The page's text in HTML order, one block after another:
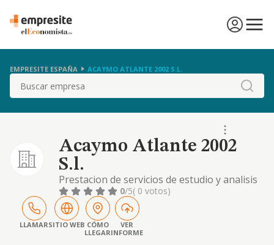
EMPRESITE ESPAÑA ACAYMO ATLANTE 2002 S.L.
Buscar
Acaymo Atlante 2002
S.l.
Prestacion de servicios de estudio y analisis
de procesos para su tratamiento mecanico,
de programacion para equipos electronicos,
de registro de datos en soportes de entrada
para ordenadores, asi como la venta de
progra
0/5( 0 votos)
LLAMARSITIO WEB CÓMO
LLEGAR
VER
INFORME